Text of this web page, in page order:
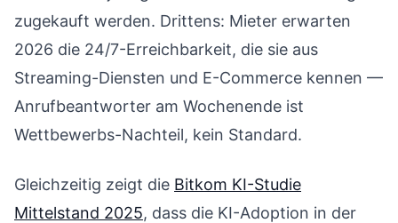
zugekauft werden. Drittens: Mieter erwarten
2026 die 24/7-Erreichbarkeit, die sie aus
Streaming-Diensten und E-Commerce kennen —
Anrufbeantworter am Wochenende ist
Wettbewerbs-Nachteil, kein Standard.
Gleichzeitig zeigt die Bitkom KI-Studie
Mittelstand 2025, dass die KI-Adoption in der